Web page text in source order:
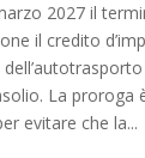
2027 il
il credito
La proroga
evitare che la...